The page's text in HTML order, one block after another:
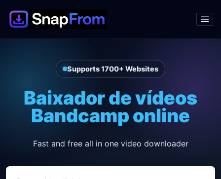
Supports 1700+ Websites
Baixador de vídeos
Bandcamp online
Fast and free all in one video downloader